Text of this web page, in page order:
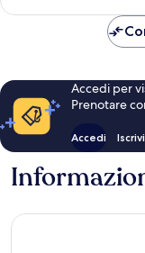
Accedi per
Prenotare
Accedi